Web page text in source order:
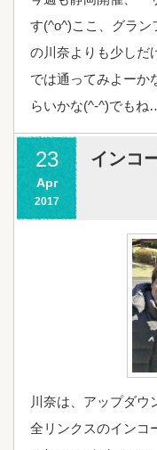
す(^o^)ここ、グラン
の川奈よりも少しだ
では通ってみよーか
らいかな(^-^)でもね
23
Apr
2017
インコ
川奈は、アップダウ
全リンクスのインコ